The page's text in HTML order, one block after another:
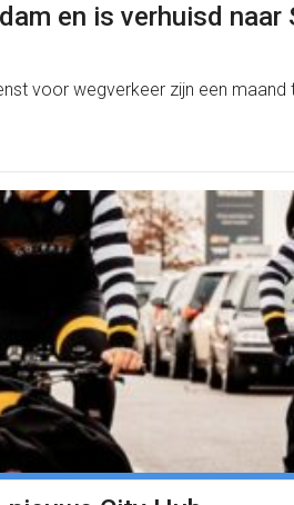
en is verhuisd naar
voor wegverkeer zijn een